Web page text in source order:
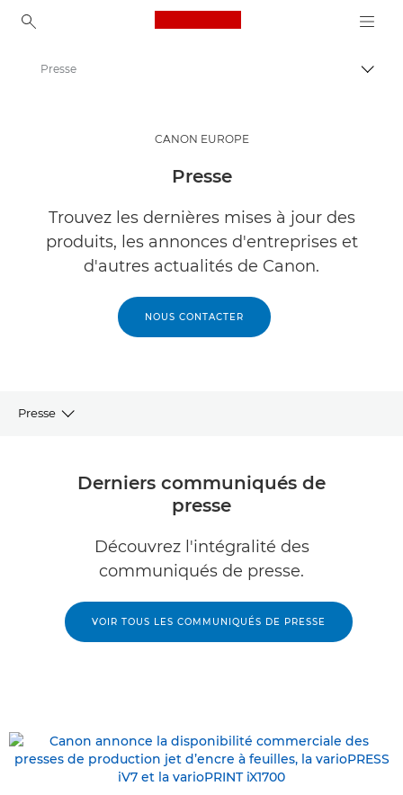
Canon Logo, back to
Presse
CANON EUROPE
Presse
Trouvez les dernières mises à jour des
produits, les annonces d'entreprises et
d'autres actualités de Canon.
NOUS CONTACTER
Presse
Bibliothèque d'images
Derniers communiqués de
presse
Découvrez l'intégralité des
communiqués de presse.
VOIR TOUS LES COMMUNIQUÉS DE PRESSE